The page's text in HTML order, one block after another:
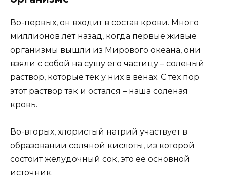
Во-первых, он входит в состав крови. Много
миллионов лет назад, когда первые живые
организмы вышли из Мирового океана, они
взяли с собой на сушу его частицу – соленый
раствор, которые тек у них в венах. С тех пор
этот раствор так и остался – наша соленая
кровь.
Во-вторых, хлористый натрий участвует в
образовании соляной кислоты, из которой
состоит желудочный сок, это ее основной
источник.